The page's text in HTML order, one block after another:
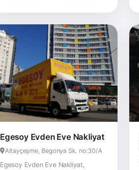
Egesoy Evden Eve Nakliyat
Altayçeşme, Begonya Sk. no:30/A
Egesoy Evden Eve Nakliyat,